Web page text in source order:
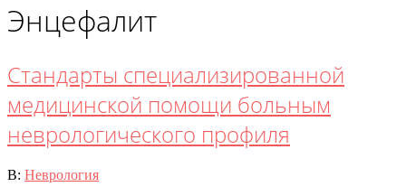
Энцефалит
Стандарты специализированной
медицинской помощи больным
неврологического профиля
2015-
В: Неврология